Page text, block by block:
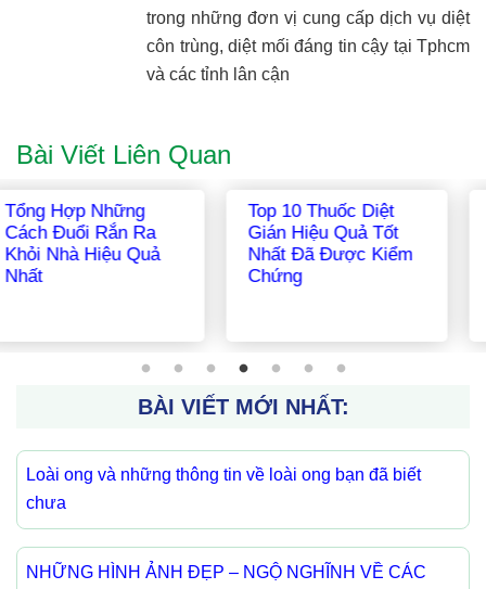
trong những đơn vị cung cấp dịch vụ diệt
côn trùng, diệt mối đáng tin cậy tại Tphcm
và các tỉnh lân cận
Bài Viết Liên Quan
Các Loài Kiến
Thường Gặp Tại Việt
Nam
Những Cách Diệt
Kiến Ở Chiếu Trúc
Đơn Giản Mà Hiệu
Quả
BÀI VIẾT MỚI NHẤT:
Loài ong và những thông tin về loài ong bạn đã biết
chưa
NHỮNG HÌNH ẢNH ĐẸP – NGỘ NGHĨNH VỀ CÁC